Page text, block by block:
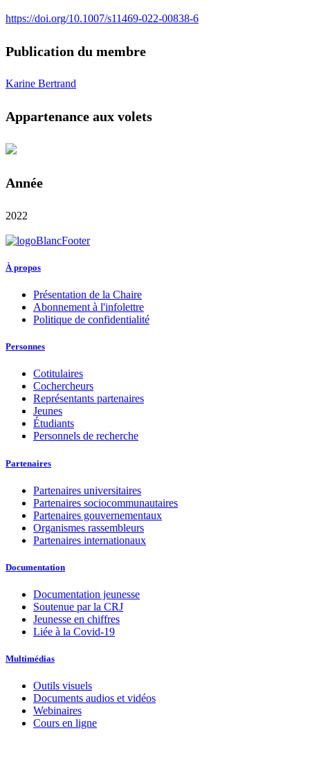
https://doi.org/10.1007/s11469-022-00838-6
Publication du membre
Karine Bertrand
Appartenance aux volets
Année
2022
À propos
Présentation de la Chaire
Abonnement à l'infolettre
Politique de confidentialité
Personnes
Cotitulaires
Cochercheurs
Représentants partenaires
Jeunes
Étudiants
Personnels de recherche
Partenaires
Partenaires universitaires
Partenaires sociocommunautaires
Partenaires gouvernementaux
Organismes rassembleurs
Partenaires internationaux
Documentation
Documentation jeunesse
Soutenue par la CRJ
Jeunesse en chiffres
Liée à la Covid-19
Multimédias
Outils visuels
Documents audios et vidéos
Webinaires
Cours en ligne